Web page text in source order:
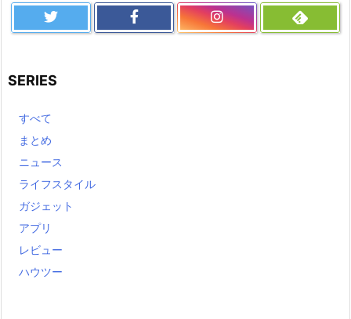
SERIES
すべて
まとめ
ニュース
ライフスタイル
ガジェット
アプリ
レビュー
ハウツー